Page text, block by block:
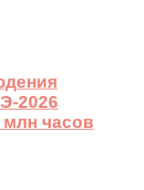
2026
часов